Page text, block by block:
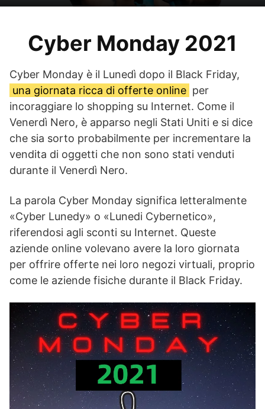
Cyber Monday 2021
Cyber Monday è il Lunedì dopo il Black Friday,
una giornata ricca di offerte online per
incoraggiare lo shopping su Internet. Come il
Venerdì Nero, è apparso negli Stati Uniti e si dice
che sia sorto probabilmente per incrementare la
vendita di oggetti che non sono stati venduti
durante il Venerdì Nero.
La parola Cyber Monday significa letteralmente
«Cyber Lunedy» o «Lunedi Cybernetico»,
riferendosi agli sconti su Internet. Queste
aziende online volevano avere la loro giornata
per offrire offerte nei loro negozi virtuali, proprio
come le aziende fisiche durante il Black Friday.